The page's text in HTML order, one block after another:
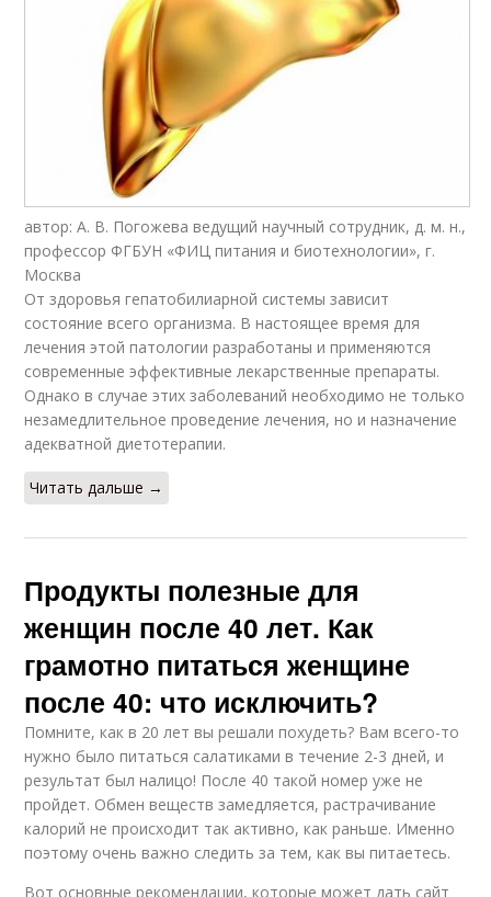
автор: А. В. Погожева ведущий научный сотрудник, д. м. н.,
профессор ФГБУН «ФИЦ питания и биотехнологии», г.
Москва
От здоровья гепатобилиарной системы зависит
состояние всего организма. В настоящее время для
лечения этой патологии разработаны и применяются
современные эффективные лекарственные препараты.
Однако в случае этих заболеваний необходимо не только
незамедлительное проведение лечения, но и назначение
адекватной диетотерапии.
Читать дальше →
Продукты полезные для
женщин после 40 лет. Как
грамотно питаться женщине
после 40: что исключить?
Помните, как в 20 лет вы решали похудеть? Вам всего-то
нужно было питаться салатиками в течение 2-3 дней, и
результат был налицо! После 40 такой номер уже не
пройдет. Обмен веществ замедляется, растрачивание
калорий не происходит так активно, как раньше. Именно
поэтому очень важно следить за тем, как вы питаетесь.
Вот основные рекомендации, которые может дать сайт